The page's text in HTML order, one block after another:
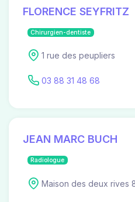
FLORENCE SEYFRITZ
Chirurgien-dentiste
1 rue des peupliers
03 88 31 48 68
JEAN MARC BUCH
Radiologue
Maison des deux rives